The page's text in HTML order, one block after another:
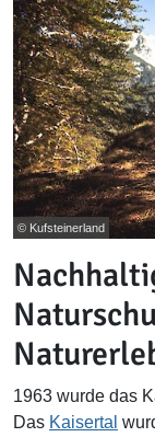
© Kufsteinerland
1963 wurde das
Das Kaisertal